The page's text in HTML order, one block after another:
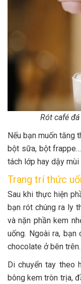
Rót café
Nếu bạn muốn tăng
bột sữa, bột
tách lớp hay dậy mùi
Trang trí thức
Sau khi thực hiện
bạn rót chúng ra ly
và nặn phần kem
uống. Ngoài ra,
chocolate ở bên trên.
Di chuyển tay theo
bông kem tròn trịa,